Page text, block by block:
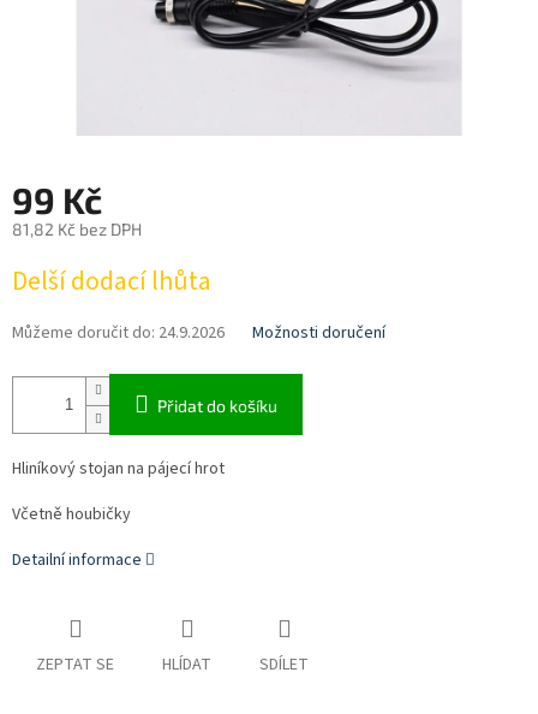
99 Kč
81,82 Kč bez DPH
cena:
Delší dodací lhůta
Můžeme doručit do: 24.9.2026 Možnosti doručení
Přidat do košíku
Hliníkový stojan na pájecí hrot
Včetně houbičky
Detailní informace
ZEPTAT SE HLÍDAT SDÍLET